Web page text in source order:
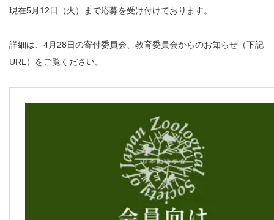
現在5月12日（火）まで応募を受け付けております。
詳細は、4月28日の寄付委員会、教育委員会からのお知らせ（下記
URL）をご覧ください。